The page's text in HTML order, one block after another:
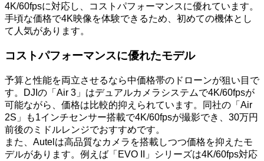
4K/60fpsに対応し、コストパフォーマンスに優れています。
手頃な価格で4K映像を体験できるため、初めての機体とし
て人気があります。
コストパフォーマンスに優れたモデル
予算と性能を両立させるなら中価格帯のドローンが狙い目で
す。DJIの「Air 3」はデュアルカメラシステムで4K/60fpsが
可能ながら、価格は比較的抑えられています。同社の「Air
2S」も1インチセンサー搭載で4K/60fpsが撮影でき、30万円
前後のミドルレンジでおすすめです。
また、Autelは高品質なカメラを搭載しつつ価格を抑えたモ
デルがあります。例えば「EVO II」シリーズは4K/60fps対応